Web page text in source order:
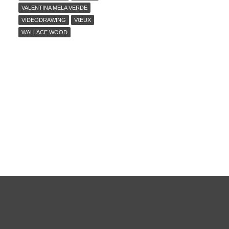
VALENTINA MELA VERDE
VIDEODRAWING
VŒUX
WALLACE WOOD